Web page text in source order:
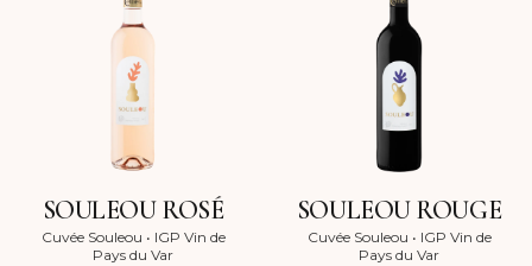
SOULEOU ROSÉ
Cuvée Souleou • IGP Vin de
Pays du Var
SOULEOU ROUGE
Cuvée Souleou • IGP Vin de
Pays du Var